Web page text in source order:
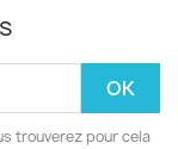
trouverez pour cela